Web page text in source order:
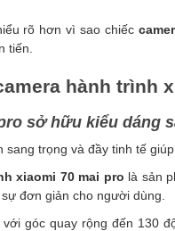
rõ hơn vì sao chiếc
tiến.
hành trình
sở hữu kiểu dáng
trọng và đầy tinh tế
xiaomi 70 mai pro là sản
đơn giản cho người dùng.
góc quay rộng đến 130